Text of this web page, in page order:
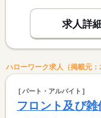
求人詳
ハローワーク求人（掲載元：
パート・アルバイト
フロント及び雑